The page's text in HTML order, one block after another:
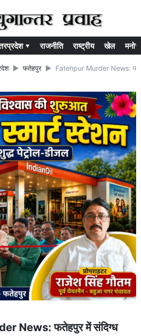
▾ राजनीति राष्ट्रीय खेल
फतेहपुर Fatehpur Murder News:
News: फतेहपुर में संदिग्ध